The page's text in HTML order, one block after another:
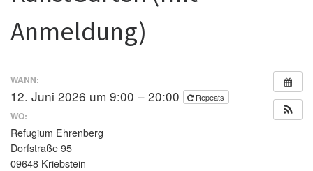
Anmeldung)
WANN:
12. Juni 2026 um 9:00 – 20:00 Repeats
WO:
Refugium Ehrenberg
Dorfstraße 95
09648 Kriebstein